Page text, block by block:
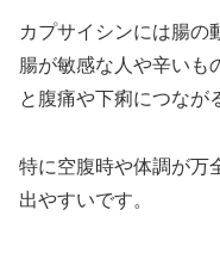
カプサイシンには腸の
腸が敏感な人や辛いも
と腹痛や下痢につなが
特に空腹時や体調が万
出やすいです。